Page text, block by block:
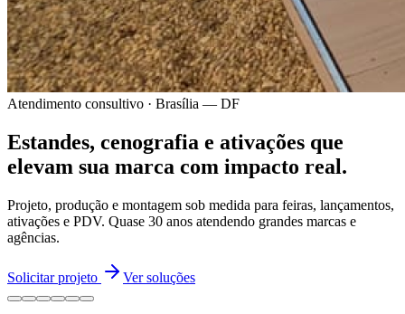
Atendimento consultivo · Brasília — DF
Estandes, cenografia e ativações que
elevam sua marca com impacto real.
Projeto, produção e montagem sob medida para feiras, lançamentos,
ativações e PDV. Quase 30 anos atendendo grandes marcas e
agências.
Solicitar projeto Ver soluções